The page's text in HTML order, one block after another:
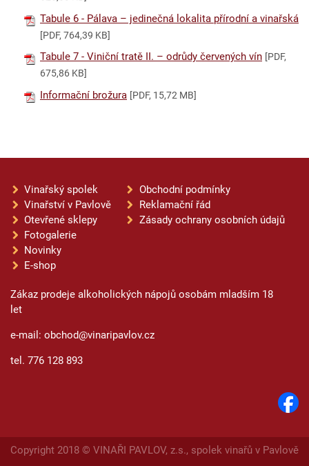
Tabule 6 - Pálava – jedinečná lokalita přírodní a vinařská
[PDF, 764,39 KB]
Tabule 7 - Viniční tratě II. – odrůdy červených vín [PDF,
675,86 KB]
Informační brožura [PDF, 15,72 MB]
Vinařský spolek
Vinařství v Pavlově
Otevřené sklepy
Fotogalerie
Novinky
E-shop
Obchodní podmínky
Reklamační řád
Zásady ochrany osobních údajů
Zákaz prodeje alkoholických nápojů osobám mladším 18
let
e-mail: obchod@vinaripavlov.cz
tel. 776 128 893
Copyright 2018 © VINAŘI PAVLOV, z.s., spolek vinařů v Pavlově